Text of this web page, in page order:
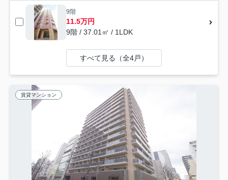
9階
11.5万円
9階 / 37.01㎡ / 1LDK
すべて見る（全4戸）
賃貸マンション